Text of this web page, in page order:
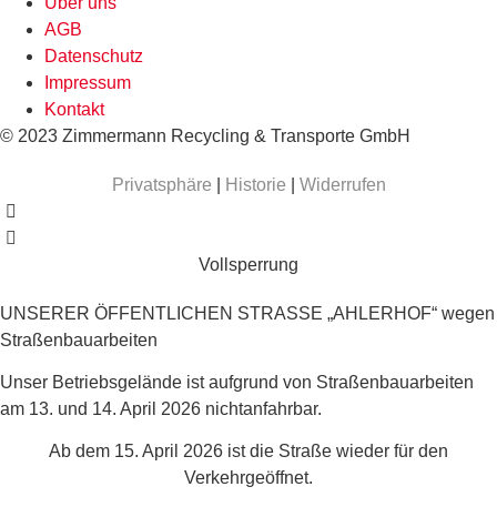
AGB
Datenschutz
Impressum
Kontakt
© 2023 Zimmermann Recycling & Transporte GmbH
Privatsphäre Historie Widerrufen
Vollsperrung
UNSERER ÖFFENTLICHEN STRASSE „AHLERHOF“ wegen
Straßenbauarbeiten
Unser Betriebsgelände ist aufgrund von Straßenbauarbeiten
am 13. und 14. April 2026 nichtanfahrbar.
Ab dem 15. April 2026 ist die Straße wieder für den
Verkehrgeöffnet.